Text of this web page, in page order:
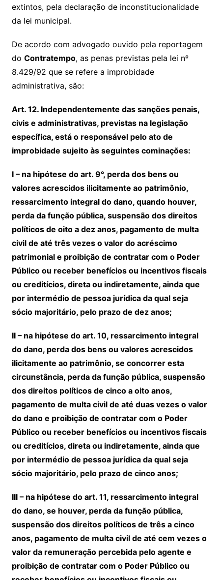
extintos, pela declaração de inconstitucionalidade
da lei municipal.
De acordo com advogado ouvido pela reportagem
do Contratempo, as penas previstas pela lei nº
8.429/92 que se refere a improbidade
administrativa, são:
Art. 12. Independentemente das sanções penais,
civis e administrativas, previstas na legislação
específica, está o responsável pelo ato de
improbidade sujeito às seguintes cominações:
I – na hipótese do art. 9°, perda dos bens ou
valores acrescidos ilicitamente ao patrimônio,
ressarcimento integral do dano, quando houver,
perda da função pública, suspensão dos direitos
políticos de oito a dez anos, pagamento de multa
civil de até três vezes o valor do acréscimo
patrimonial e proibição de contratar com o Poder
Público ou receber benefícios ou incentivos fiscais
ou creditícios, direta ou indiretamente, ainda que
por intermédio de pessoa jurídica da qual seja
sócio majoritário, pelo prazo de dez anos;
II – na hipótese do art. 10, ressarcimento integral
do dano, perda dos bens ou valores acrescidos
ilicitamente ao patrimônio, se concorrer esta
circunstância, perda da função pública, suspensão
dos direitos políticos de cinco a oito anos,
pagamento de multa civil de até duas vezes o valor
do dano e proibição de contratar com o Poder
Público ou receber benefícios ou incentivos fiscais
ou creditícios, direta ou indiretamente, ainda que
por intermédio de pessoa jurídica da qual seja
sócio majoritário, pelo prazo de cinco anos;
III – na hipótese do art. 11, ressarcimento integral
do dano, se houver, perda da função pública,
suspensão dos direitos políticos de três a cinco
anos, pagamento de multa civil de até cem vezes o
valor da remuneração percebida pelo agente e
proibição de contratar com o Poder Público ou